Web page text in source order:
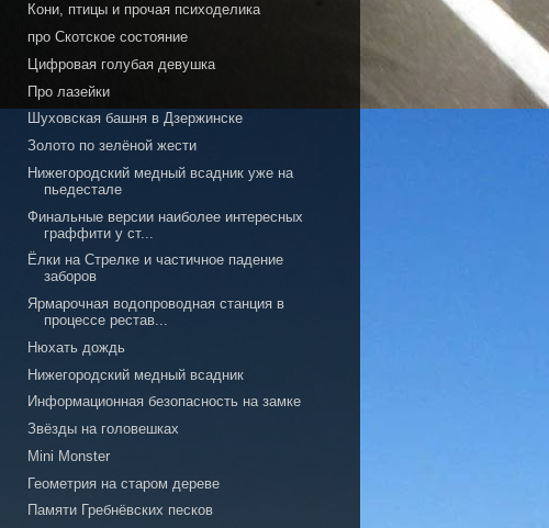
Кони, птицы и прочая психоделика
про Скотское состояние
Цифровая голубая девушка
Про лазейки
Шуховская башня в Дзержинске
Золото по зелёной жести
Нижегородский медный всадник уже на
пьедестале
Финальные версии наиболее интересных
граффити у ст...
Ёлки на Стрелке и частичное падение
заборов
Ярмарочная водопроводная станция в
процессе рестав...
Нюхать дождь
Нижегородский медный всадник
Информационная безопасность на замке
Звёзды на головешках
Mini Monster
Геометрия на старом дереве
Памяти Гребнёвских песков